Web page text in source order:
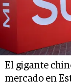
El gigante
mercado en